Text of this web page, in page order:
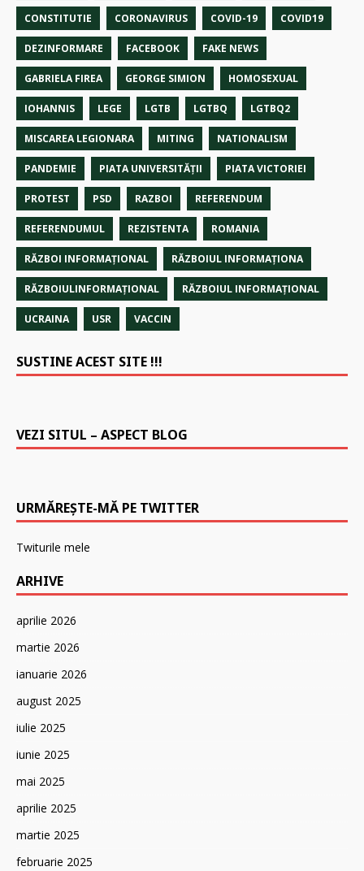
CONSTITUTIE CORONAVIRUS COVID-19 COVID19
DEZINFORMARE FACEBOOK FAKE NEWS
GABRIELA FIREA GEORGE SIMION HOMOSEXUAL
IOHANNIS LEGE LGTB LGTBQ LGTBQ2
MISCAREA LEGIONARA MITING NATIONALISM
PANDEMIE PIATA UNIVERSITĂȚII PIATA VICTORIEI
PROTEST PSD RAZBOI REFERENDUM
REFERENDUMUL REZISTENTA ROMANIA
RĂZBOI INFORMAŢIONAL RĂZBOIUL INFORMAŢIONA
RĂZBOIULINFORMAŢIONAL RĂZBOIUL INFORMAŢIONAL
UCRAINA USR VACCIN
SUSTINE ACEST SITE !!!
VEZI SITUL – ASPECT BLOG
URMĂREȘTE-MĂ PE TWITTER
Twiturile mele
ARHIVE
aprilie 2026
martie 2026
ianuarie 2026
august 2025
iulie 2025
iunie 2025
mai 2025
aprilie 2025
martie 2025
februarie 2025